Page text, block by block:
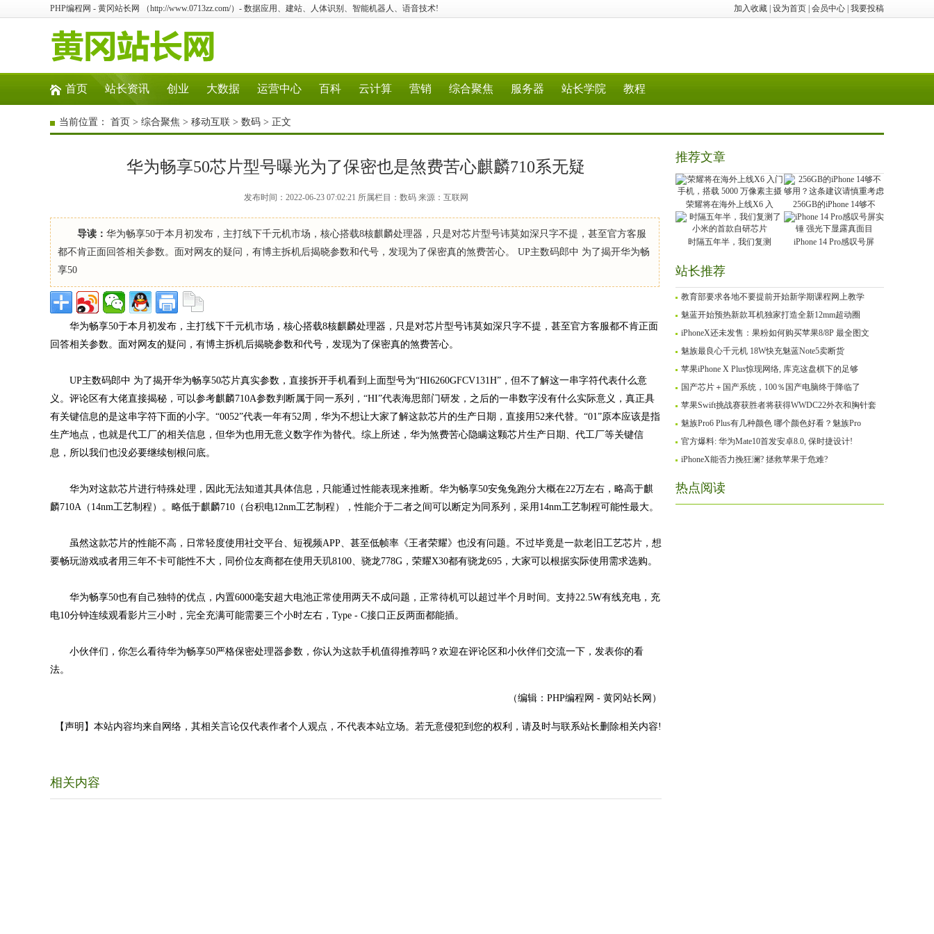
加入收藏 设为首页 会员中心 我要投稿
PHP编程网 - 黄冈站长网 （http://www.0713zz.com/）- 数据应用、建站、人体识别、智能机器人、语音技术!
首页 站长资讯 创业 大数据 运营中心 百科 云计算 营销 综合聚焦 服务器 站长学院 教程
当前位置： 首页 > 综合聚焦 > 移动互联 > 数码 > 正文
华为畅享50芯片型号曝光为了保密也是煞费苦心麒麟710系无疑
发布时间：2022-06-23 07:02:21 所属栏目：数码 来源：互联网
导读： 华为畅享50于本月初发布，主打线下千元机市场，核心搭载8核麒麟处理器，只是对芯片型号讳莫如深只字不提，甚至官方客服
都不肯正面回答相关参数。面对网友的疑问，有博主拆机后揭晓参数和代号，发现为了保密真的煞费苦心。 UP主数码郎中 为了揭开华为畅
享50
华为畅享50于本月初发布，主打线下千元机市场，核心搭载8核麒麟处理器，只是对芯片型号讳莫如深只字不提，甚至官方客服都不肯正面
回答相关参数。面对网友的疑问，有博主拆机后揭晓参数和代号，发现为了保密真的煞费苦心。
UP主数码郎中 为了揭开华为畅享50芯片真实参数，直接拆开手机看到上面型号为“HI6260GFCV131H”，但不了解这一串字符代表什么意
义。评论区有大佬直接揭秘，可以参考麒麟710A参数判断属于同一系列，“HI”代表海思部门研发，之后的一串数字没有什么实际意义，真正具
有关键信息的是这串字符下面的小字。“0052”代表一年有52周，华为不想让大家了解这款芯片的生产日期，直接用52来代替。“01”原本应该是指
生产地点，也就是代工厂的相关信息，但华为也用无意义数字作为替代。综上所述，华为煞费苦心隐瞒这颗芯片生产日期、代工厂等关键信
息，所以我们也没必要继续刨根问底。
华为对这款芯片进行特殊处理，因此无法知道其具体信息，只能通过性能表现来推断。华为畅享50安兔兔跑分大概在22万左右，略高于麒
麟710A（14nm工艺制程）。略低于麒麟710（台积电12nm工艺制程），性能介于二者之间可以断定为同系列，采用14nm工艺制程可能性最大。
虽然这款芯片的性能不高，日常轻度使用社交平台、短视频APP、甚至低帧率《王者荣耀》也没有问题。不过毕竟是一款老旧工艺芯片，想
要畅玩游戏或者用三年不卡可能性不大，同价位友商都在使用天玑8100、骁龙778G，荣耀X30都有骁龙695，大家可以根据实际使用需求选购。
华为畅享50也有自己独特的优点，内置6000毫安超大电池正常使用两天不成问题，正常待机可以超过半个月时间。支持22.5W有线充电，充
电10分钟连续观看影片三小时，完全充满可能需要三个小时左右，Type - C接口正反两面都能插。
小伙伴们，你怎么看待华为畅享50严格保密处理器参数，你认为这款手机值得推荐吗？欢迎在评论区和小伙伴们交流一下，发表你的看
法。
（编辑：PHP编程网 - 黄冈站长网）
【声明】本站内容均来自网络，其相关言论仅代表作者个人观点，不代表本站立场。若无意侵犯到您的权利，请及时与联系站长删除相关内容!
相关内容
推荐文章
荣耀将在海外上线X6 入 256GB的iPhone 14够不
时隔五年半，我们复测 iPhone 14 Pro感叹号屏
站长推荐
教育部要求各地不要提前开始新学期课程网上教学
魅蓝开始预热新款耳机独家打造全新12mm超动圈
iPhoneX还未发售：果粉如何购买苹果8/8P 最全图文
魅族最良心千元机 18W快充魅蓝Note5卖断货
苹果iPhone X Plus惊现网络, 库克这盘棋下的足够
国产芯片＋国产系统，100％国产电脑终于降临了
苹果Swift挑战赛获胜者将获得WWDC22外衣和胸针套
魅族Pro6 Plus有几种颜色 哪个颜色好看？魅族Pro
官方爆料: 华为Mate10首发安卓8.0, 保时捷设计!
iPhoneX能否力挽狂澜? 拯救苹果于危难?
热点阅读